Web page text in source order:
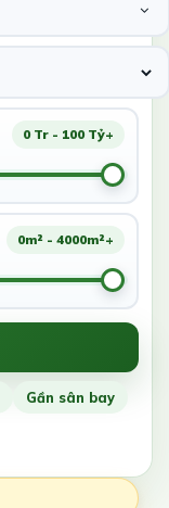
0 Tr - 100 Tỷ+
0m² - 4000m²+
Gần sân bay